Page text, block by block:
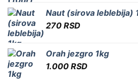
Naut (sirova leblebija)
270 RSD
Orah jezgro 1kg
1.000 RSD